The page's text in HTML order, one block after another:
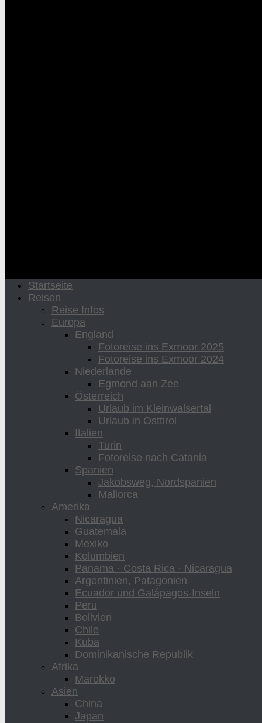
Startseite
Reisen
Reise Infos
Europa
England
Fotoreise ins Exmoor 2025
Fotoreise ins Exmoor 2024
Niederlande
Egmond aan Zee
Österreich
Urlaub im Kleinwalsertal
Urlaub in Osttirol
Italien
Turin
Fotoreise nach Catania
Spanien
Jakobsweg, Nordspanien
Mallorca
Amerika
Nicaragua
Guatemala
Mexiko
Kolumbien
Panama · Costa Rica · Nicaragua
Argentinien, Patagonien
Ecuador und Galápagos-Inseln
Peru
Bolivien
Chile
Kuba
Dominikanische Republik
Afrika
Marokko
Asien
China
Japan